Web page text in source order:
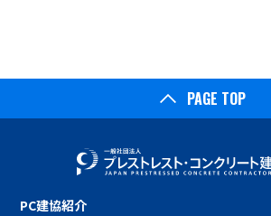
PAGE TOP
PC建協紹介